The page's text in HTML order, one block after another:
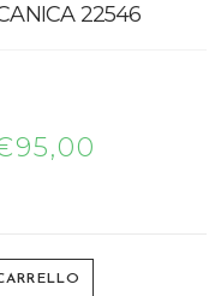
22546
95,00